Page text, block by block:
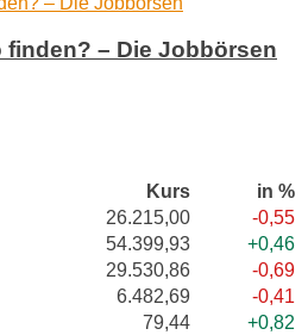
– Die Jobbörsen
Kurs
in %
26.215,00
-0,55
54.399,93
+0,46
29.530,86
-0,69
6.482,69
-0,41
79,44
+0,82